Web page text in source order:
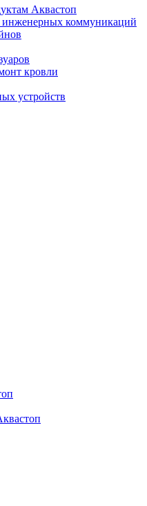
Аквастоп
инженерных коммуникаций
кровли
устройств